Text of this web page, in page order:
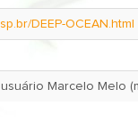
DEEP-OCEAN.html
Jan.